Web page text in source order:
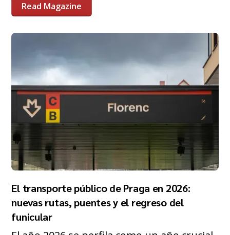
Read Magazine
El transporte público de Praga en 2026:
nuevas rutas, puentes y el regreso del
funicular